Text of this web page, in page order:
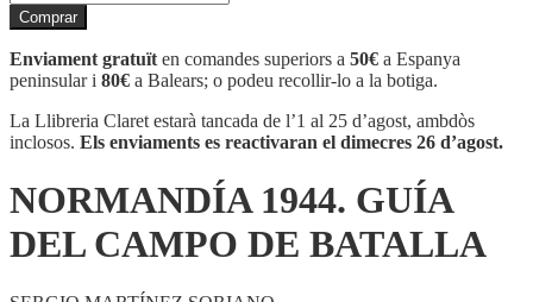
de
NORMANDÍA
1944.
GUÍA
DEL
CAMPO
DE
Comprar
Enviament gratuït en comandes superiors a 50€ a Espanya
peninsular i 80€ a Balears; o podeu recollir-lo a la botiga.
La Llibreria Claret estarà tancada de l’1 al 25 d’agost, ambdòs
inclosos. Els enviaments es reactivaran el dimecres 26 d’agost.
NORMANDÍA 1944. GUÍA
DEL CAMPO DE BATALLA